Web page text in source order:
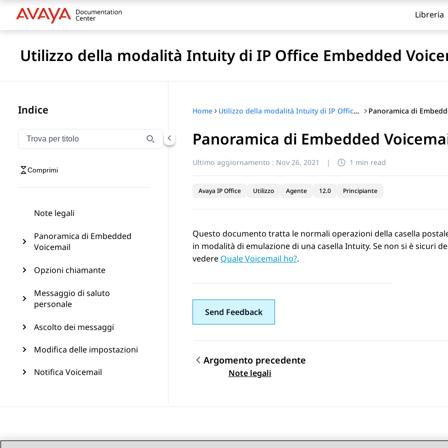
Libreria
Utilizzo della modalità Intuity di IP Office Embedded
Indice
Filtra la navigazione per titolo
Digitare per filtrare gli elementi di navigazione per titolo
Comprimi
Note legali
Panoramica di Embedded
Voicemail
Opzioni chiamante
Messaggio di saluto
personale
Ascolto dei messaggi
Modifica delle impostazioni
Notifica Voicemail
Home Utilizzo della modalità Intuity di IP Office Embedded Voicemail
Panoramica di Embedded
Ultimo aggiornamento : Nov 26, 2021 | 1 min read
Avaya IP Office Utilizzo Agente 12.0 Principiante
Questo documento tratta le normali operazioni della casella
in modalità di emulazione di una casella Intuity. Se non si è sicuri
vedere Quale Voicemail ho?.
Send Feedback
Navigazione argomento
Argomento precedente
Note legali